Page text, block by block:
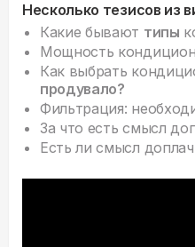
Несколько тезисов из
Какие бывают типы
Мощность
Как выбрать
продувало?
Фильтрация:
За что есть смысл
Есть ли смысл